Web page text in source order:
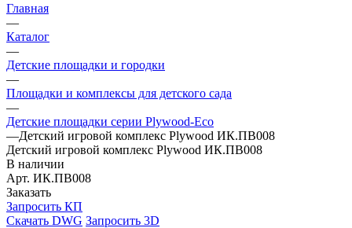
Главная
—
Каталог
—
Детские площадки и городки
—
Площадки и комплексы для детского сада
—
Детские площадки серии Plywood-Eco
—Детский игровой комплекс Plywood ИК.ПВ008
Детский игровой комплекс Plywood ИК.ПВ008
В наличии
Арт. ИК.ПВ008
Заказать
Запросить КП
Скачать DWG Запросить 3D